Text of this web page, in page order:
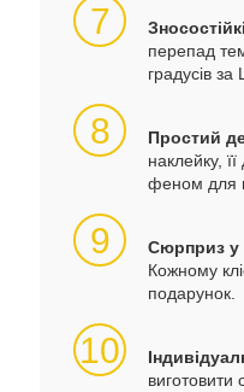
7
перепад
градусів за
8 Простий
наклейку,
феном для
9
Сюрприз у
Кожному
подарунок.
10
виготовити